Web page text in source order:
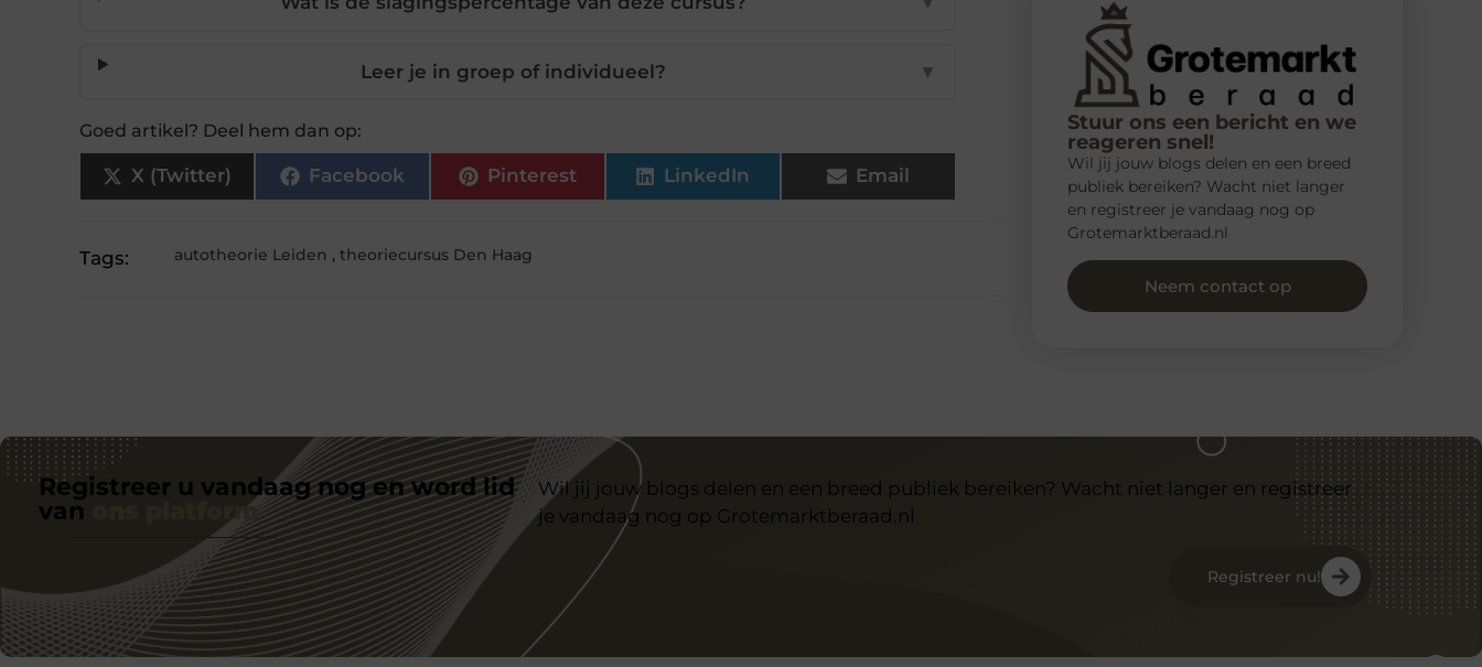
Leer je in groep of individueel? ▼
Goed artikel? Deel hem dan op:
X (Twitter) Facebook Pinterest LinkedIn Email
Tags: autotheorie Leiden ,theoriecursus Den Haag
Stuur ons een bericht en we
reageren snel!
Wil jij jouw blogs delen en een breed
publiek bereiken? Wacht niet langer
en registreer je vandaag nog op
Grotemarktberaad.nl
Neem contact op
Registreer u vandaag nog en word lid
van
ons platform
Wil jij jouw blogs delen en een breed publiek bereiken? Wacht niet langer en registreer
je vandaag nog op Grotemarktberaad.nl
Registreer nu!